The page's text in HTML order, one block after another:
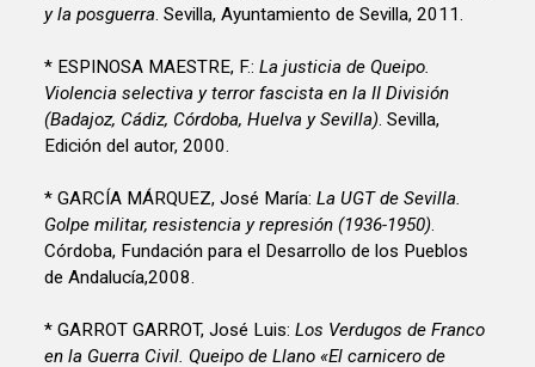
y la posguerra . Sevilla, Ayuntamiento de Sevilla, 2011.
* ESPINOSA MAESTRE, F.:La justicia de Queipo.
Violencia selectiva y terror fascista en la II División
(Badajoz, Cádiz, Córdoba, Huelva y Sevilla) . Sevilla,
Edición del autor, 2000.
* GARCÍA MÁRQUEZ, José María:La UGT de Sevilla.
Golpe militar, resistencia y represión (1936-1950)
Córdoba, Fundación para el Desarrollo de los Pueblos
de Andalucía,2008.
* GARROT GARROT, José Luis:Los Verdugos de Franco
en la Guerra Civil. Queipo de Llano «El carnicero de